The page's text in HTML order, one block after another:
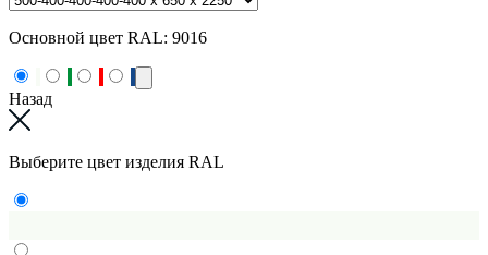
Основной цвет RAL: 9016
Назад
Выберите цвет изделия RAL